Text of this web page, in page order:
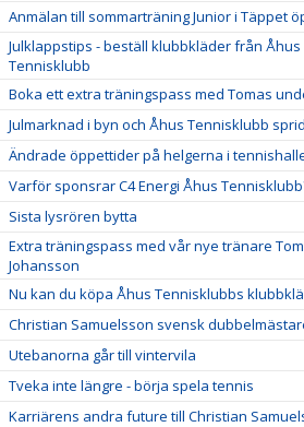
Anmälan till sommarträning Junior i Täppet
Julklappstips - beställ klubbkläder från Åhus
Tennisklubb
Boka ett extra träningspass med Tomas
Julmarknad i byn och Åhus Tennisklubb
Ändrade öppettider på helgerna i
Varför sponsrar C4 Energi Åhus
Sista lysrören bytta
Extra träningspass med vår nye tränare
Johansson
Nu kan du köpa Åhus Tennisklubbs
Christian Samuelsson svensk
Utebanorna går till vintervila
Tveka inte längre - börja spela tennis
Karriärens andra future till Christian